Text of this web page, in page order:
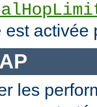
activée
les